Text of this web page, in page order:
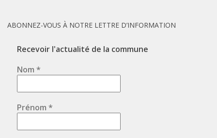
ABONNEZ-VOUS À NOTRE LETTRE D’INFORMATION
Recevoir l'actualité de la commune
Nom *
Prénom *